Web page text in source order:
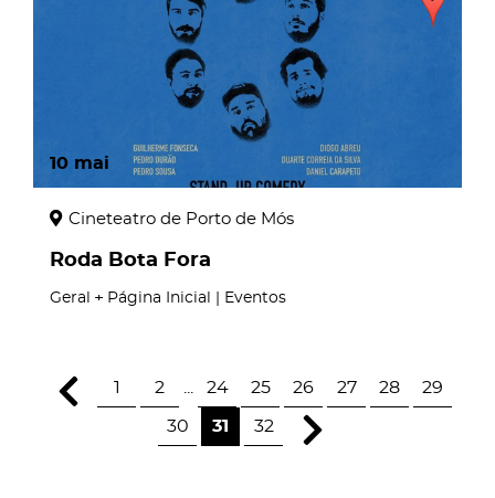
10 mai
Cineteatro de Porto de Mós
Roda Bota Fora
Geral Página Inicial | Eventos
1 2 24 25 26 27 28 29
30 31 32